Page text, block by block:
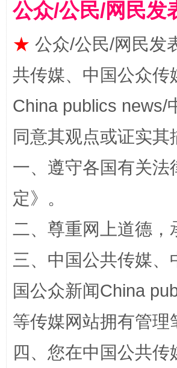
揭批美国五大"原罪"
解纷+调解+退费，一次搞定
公众/公民/网民发
★ 公众/公民/网民发
共传媒、中国公众传
China publics news/
同意其观点或证实
一、遵守各国有关
定》。
二、尊重网上道德，
三、中国公共传媒
国公众新闻China
等传媒网站拥有管
四、您在中国公共